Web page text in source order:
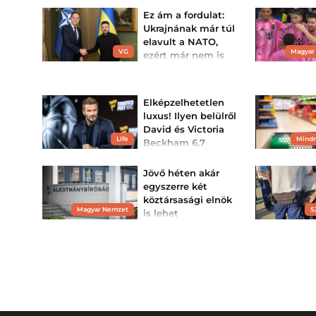
VG
Ez ám a fordulat:
Ukrajnának már túl
elavult a NATO,
ezért már nem is
jelezhet az ukrán
biztonságpolitikai
gondolkodásban Valerij
Zaluzsnij nyilatkozata.
Life
Elképzelhetetlen
luxus! Ilyen belülről
David és Victoria
Beckham 6,7
szuperjachtja -
GALÉ...
Inkább emlékeztet úszó
luxusvillára, mint hajóra.
Magyar Nemzet
Jövő héten akár
egyszerre két
köztársasági elnök
is lehet